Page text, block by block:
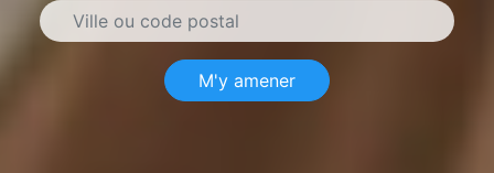
M'y amener